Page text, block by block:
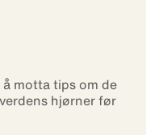
motta tips om de
hjørner før